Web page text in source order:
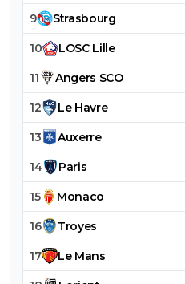
9 Strasbourg
10 LOSC Lille
11 Angers SCO
12 Le Havre
13 Auxerre
14 Paris
15 Monaco
16 Troyes
17 Le Mans